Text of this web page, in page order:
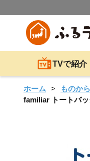
TVで紹介
ホーム ものか
familiar トートバ